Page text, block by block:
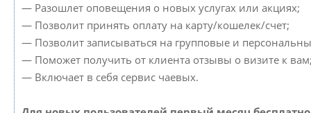
— Разошлет оповещения о новых услугах или акциях;
— Позволит принять оплату на карту/кошелек/счет;
— Позволит записываться на групповые и
— Поможет получить от клиента отзывы о визите к
— Включает в себя сервис чаевых.